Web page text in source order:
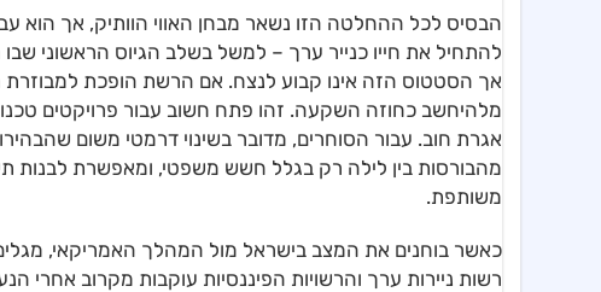
להתחיל את חייו כנייר ערך – למשל בשלב הגיוס הראשוני
אך הסטטוס הזה אינו קבוע לנצח. אם הרשת הופכת למבוזרת
מלהיחשב כחוזה השקעה. זהו פתח חשוב עבור פרויקטים
אגרת חוב. עבור הסוחרים, מדובר בשינוי דרמטי משום
מהבורסות בין לילה רק בגלל חשש משפטי, ומאפשרת לבנות
משותפת.
כאשר בוחנים את המצב בישראל מול המהלך האמריקאי,